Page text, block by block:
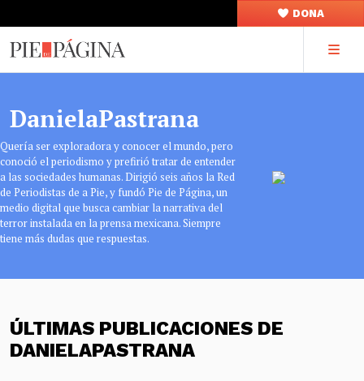
DONA
DanielaPastrana
Quería ser exploradora y conocer el mundo, pero
conoció el periodismo y prefirió tratar de entender
a las sociedades humanas. Dirigió seis años la Red
de Periodistas de a Pie, y fundó Pie de Página, un
medio digital que busca cambiar la narrativa del
terror instalada en la prensa mexicana. Siempre
tiene más dudas que respuestas.
ÚLTIMAS PUBLICACIONES DE
DANIELAPASTRANA